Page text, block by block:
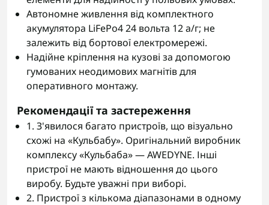
Автономне живлення від комплектного
акумулятора LiFePo4 24 вольта 12 а/г; не
залежить від бортової електромережі.
Надійне кріплення на кузові за допомогою
гумованих неодимових магнітів для
оперативного монтажу.
Рекомендації та застереження
1. З'явилося багато пристроїв, що візуально
схожі на «Кульбабу». Оригінальний виробник
комплексу «Кульбаба» — AWEDYNE. Інші
пристрої не мають відношення до цього
виробу. Будьте уважні при виборі.
2. Пристрої з кількома діапазонами в одному